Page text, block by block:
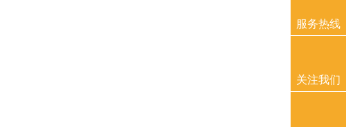
服务热线
关注我们